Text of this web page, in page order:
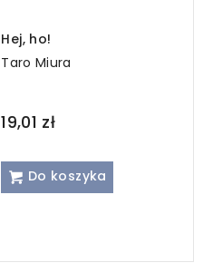
Hej, ho!
Taro Miura
19,01 zł
Do koszyka